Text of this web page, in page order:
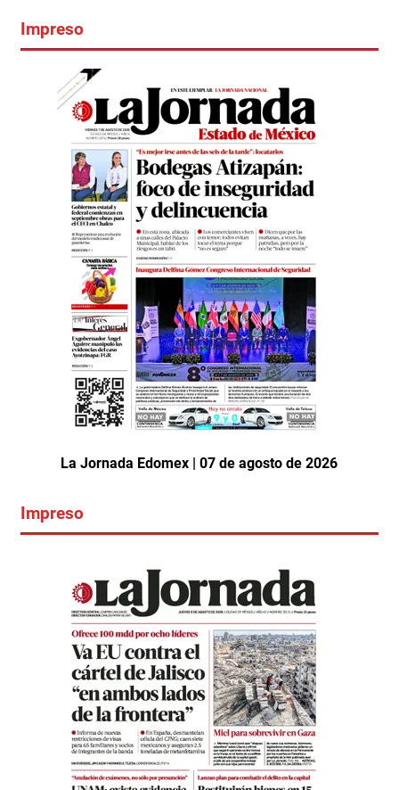
Impreso
La Jornada Edomex | 07 de agosto de 2026
Impreso